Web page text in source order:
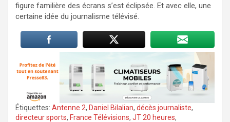
figure familière des écrans s’est éclipsée. Et avec elle, une
certaine idée du journalisme télévisé.
Étiquettes: Antenne 2, Daniel Bilalian, décès journaliste,
directeur sports, France Télévisions, JT 20 heures,